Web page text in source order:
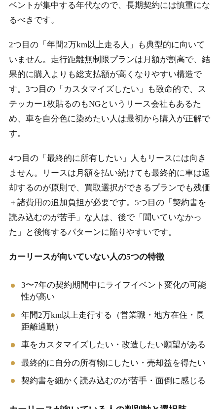
ベントが集中する年代なので、長期契約には慎重にな
るべきです。
2つ目の「年間2万km以上走る人」も典型的に向いて
いません。走行距離無制限プランは月額が割高で、結
果的に購入よりも総支払額が高くなりやすい構造で
す。3つ目の「カスタマイズしたい」も致命的で、ス
テッカー1枚貼るのもNGというリース会社もあるた
め、車を自分色に染めたい人は最初から購入が正解で
す。
4つ目の「最終的に所有したい」人もリースには向き
ません。リースは月額を払い続けても最終的に車は返
却するのが原則で、買取選択ができるプランでも残価
＋諸費用の追加負担が必要です。5つ目の「契約書を
読み込むのが苦手」な人は、後で「聞いていなかっ
た」と後悔するパターンに陥りやすいです。
カーリースが向いていない人の5つの特徴
3〜7年の契約期間中にライフイベント変化の可能
性が高い
年間2万km以上走行する（営業職・地方在住・長
距離通勤）
車をカスタマイズしたい・改造したい願望がある
最終的に自分の所有物にしたい・売却益を得たい
契約書を細かく読み込むのが苦手・面倒に感じる